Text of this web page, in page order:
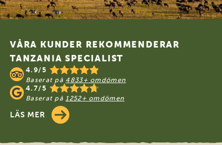
Footer
VÅRA KUNDER REKOMMENDERAR
TANZANIA SPECIALIST
4.9/5
Baserat på 4833+ omdömen
4.7/5
Baserat på 1252+ omdömen
LÄS MER